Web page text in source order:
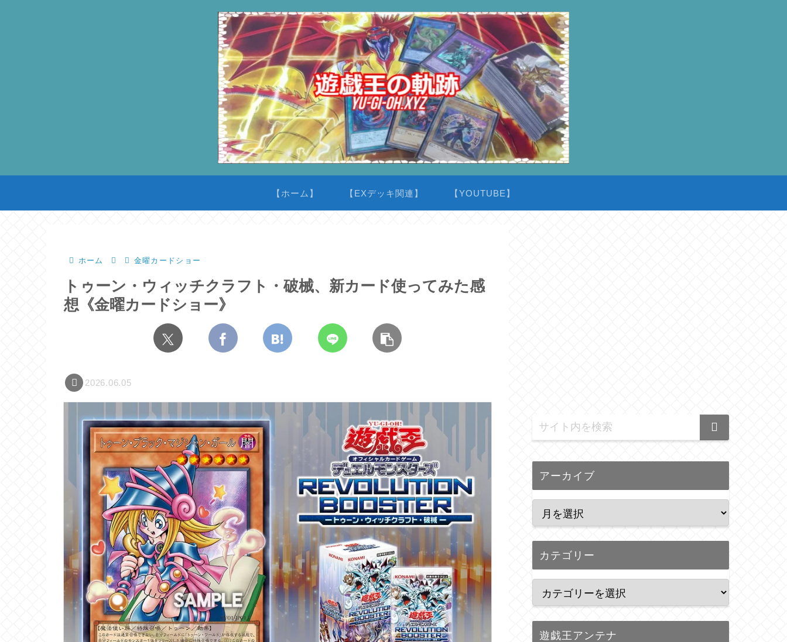
【ホーム】 【EXデッキ関連】 【YOUTUBE】
ホーム 金曜カードショー
トゥーン・ウィッチクラフト・破械、新カード使ってみた感
想《金曜カードショー》
2026.06.05
アーカイブ
カテゴリー
遊戯王アンテナ